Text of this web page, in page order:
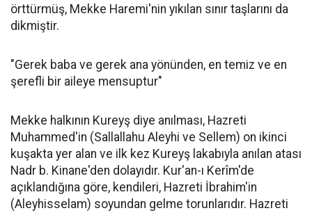
örttürmüş, Mekke Haremi'nin yıkılan sınır taşlarını da
dikmiştir.
"Gerek baba ve gerek ana yönünden, en temiz ve en
şerefli bir aileye mensuptur"
Mekke halkının Kureyş diye anılması, Hazreti
Muhammed'in (Sallallahu Aleyhi ve Sellem) on ikinci
kuşakta yer alan ve ilk kez Kureyş lakabıyla anılan atası
Nadr b. Kinane'den dolayıdır. Kur'an-ı Kerîm'de
açıklandığına göre, kendileri, Hazreti İbrahim'in
(Aleyhisselam) soyundan gelme torunlarıdır. Hazreti